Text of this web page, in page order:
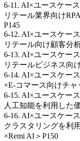
6-11. AI×ユースケー
リテール業界向け
P145
6-12. AI×ユースケー
リテール向け顧客分
6-13. AI×ユースケー
リテールビジネス向
6-14. AI×ユースケー
×E-コマース向けチャ
6-15. AI×ユースケー
人工知能を利用した
6-16. AI×ユースケー
クラスタリングを利
×Remi AI＞P150